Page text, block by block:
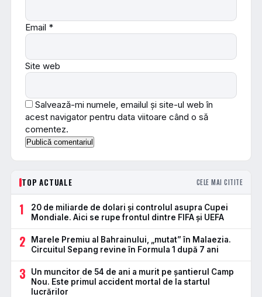
Email *
Site web
Salvează-mi numele, emailul și site-ul web în
acest navigator pentru data viitoare când o să
comentez.
TOP ACTUALE CELE MAI CITITE
1
20 de miliarde de dolari și controlul asupra Cupei
Mondiale. Aici se rupe frontul dintre FIFA și UEFA
2
Marele Premiu al Bahrainului, „mutat” în Malaezia.
Circuitul Sepang revine în Formula 1 după 7 ani
3
Un muncitor de 54 de ani a murit pe șantierul Camp
Nou. Este primul accident mortal de la startul
lucrărilor